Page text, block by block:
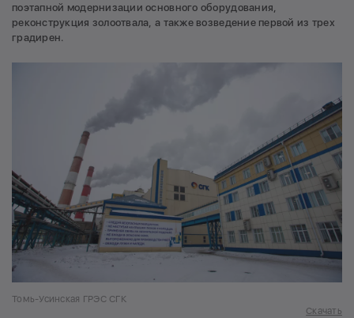
поэтапной модернизации основного оборудования,
реконструкция золоотвала, а также возведение первой из трех
градирен.
Томь-Усинская ГРЭС СГК
Скачать